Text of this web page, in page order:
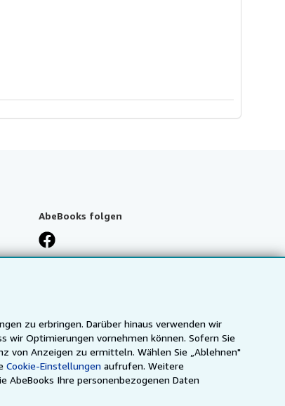
zu erbringen. Darüber hinaus verwenden wir
wir Optimierungen vornehmen können. Sofern Sie
von Anzeigen zu ermitteln. Wählen Sie „Ablehnen"
Cookie-Einstellungen aufrufen. Weitere
AbeBooks Ihre personenbezogenen Daten
AbeBooks folgen